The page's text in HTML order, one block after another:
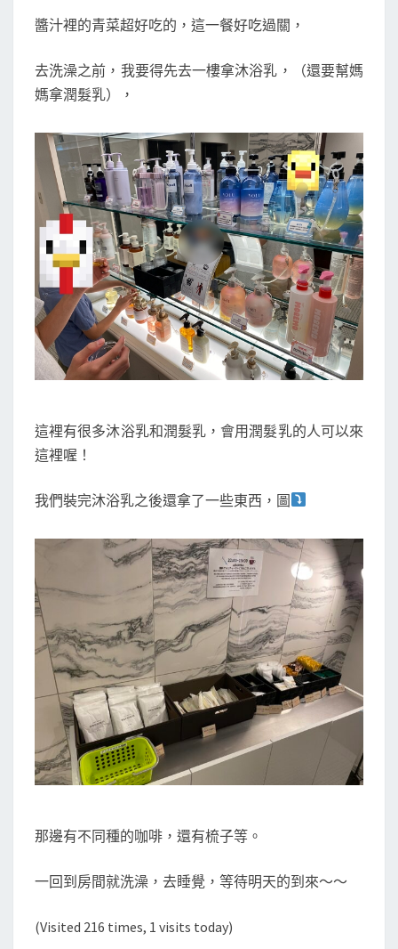
醬汁裡的青菜超好吃的，這一餐好吃過關，
去洗澡之前，我要得先去一樓拿沐浴乳，（還要幫媽
媽拿潤髮乳），
這裡有很多沐浴乳和潤髮乳，會用潤髮乳的人可以來
這裡喔！
我們裝完沐浴乳之後還拿了一些東西，圖
那邊有不同種的咖啡，還有梳子等。
一回到房間就洗澡，去睡覺，等待明天的到來～～
(Visited 216 times, 1 visits today)